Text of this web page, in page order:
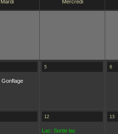
Mardi Mercredi
Gonflage
5 6
12
Lac: Sortie lac
13